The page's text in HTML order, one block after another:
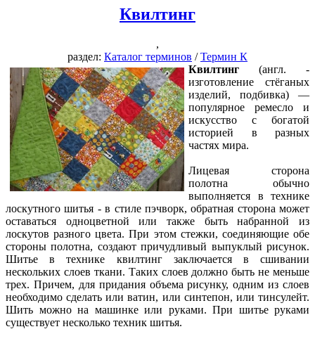
Квилтинг
,
раздел: Каталог терминов /Термин К
Квилтинг (англ. -
изготовление стёганых
изделий, подбивка) —
популярное ремесло и
искусство с богатой
историей в разных
частях мира.
Лицевая сторона
полотна обычно
выполняется в технике
лоскутного шитья - в стиле пэчворк, обратная сторона может
оставаться одноцветной или также быть набранной из
лоскутов разного цвета. При этом стежки, соединяющие обе
стороны полотна, создают причудливый выпуклый рисунок.
Шитье в технике квилтинг заключается в сшивании
нескольких слоев ткани. Таких слоев должно быть не меньше
трех. Причем, для придания объема рисунку, одним из слоев
необходимо сделать или ватин, или синтепон, или тинсулейт.
Шить можно на машинке или руками. При шитье руками
существует несколько техник шитья.